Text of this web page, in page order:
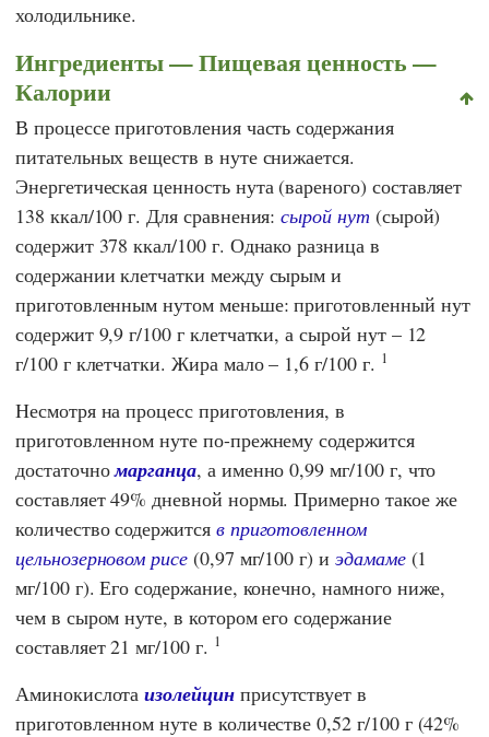
холодильнике.
Ингредиенты — Пищевая ценность —
Калории
В процессе приготовления часть содержания
питательных веществ в нуте снижается.
Энергетическая ценность нута (вареного) составляет
138 ккал/100 г. Для сравнения:сырой нут (сырой)
содержит 378 ккал/100 г. Однако разница в
содержании клетчатки между сырым и
приготовленным нутом меньше: приготовленный нут
содержит 9,9 г/100 г клетчатки, а сырой нут – 12
г/100 г клетчатки. Жира мало – 1,6 г/100 г. 1
Несмотря на процесс приготовления, в
приготовленном нуте по-прежнему содержится
достаточномарганца, а именно 0,99 мг/100 г, что
составляет 49% дневной нормы. Примерно такое же
количество содержится в приготовленном
цельнозерновом рисе(0,97 мг/100 г) и эдамаме(1
мг/100 г). Его содержание, конечно, намного ниже,
чем в сыром нуте, в котором его содержание
составляет 21 мг/100 г. 1
Аминокислотаизолейцинприсутствует в
приготовленном нуте в количестве 0,52 г/100 г (42%